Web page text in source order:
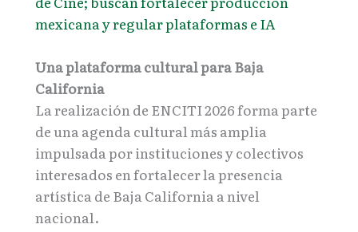
mexicana y regular plataformas e IA
Una plataforma cultural para Baja
California
La realización de ENCITI 2026 forma parte
de una agenda cultural más amplia
impulsada por instituciones y colectivos
interesados en fortalecer la presencia
artística de Baja California a nivel
nacional.